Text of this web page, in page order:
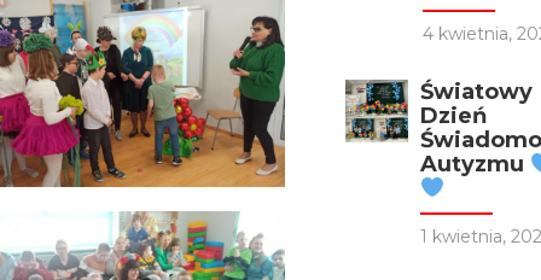
4 kwietnia,
Światowy
Dzień
Autyzmu
1 kwietnia,